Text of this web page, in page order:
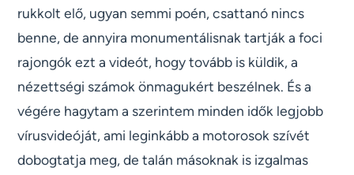
rukkolt elő, ugyan semmi poén, csattanó nincs
benne, de annyira monumentálisnak tartják a foci
rajongók ezt a videót, hogy tovább is küldik, a
nézettségi számok önmagukért beszélnek. És a
végére hagytam a szerintem minden idők legjobb
vírusvideóját, ami leginkább a motorosok szívét
dobogtatja meg, de talán másoknak is izgalmas